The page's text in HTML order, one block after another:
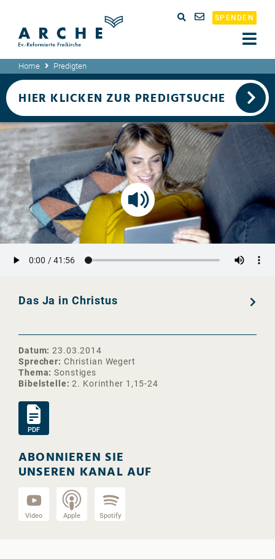
SPENDEN
Home Predigten
Das Ja in Christus
Datum 23.03.2014
Sprecher
Christian Wegert
Thema
Sonstiges
Bibelstelle 2. Korinther 1,15-24
PDF
ABONNIEREN SIE
UNSEREN KANAL AUF
Video Apple Spotify
HIER KLICKEN ZUR PREDIGTSUCHE